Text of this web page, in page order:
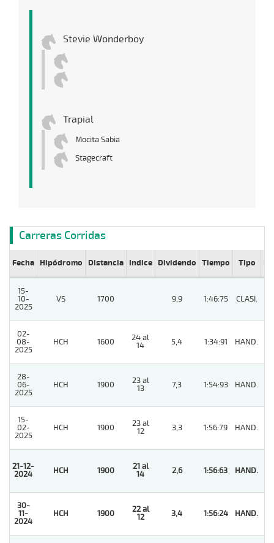
Stevie Wonderboy
Trapial
Mocita Sabia
Stagecraft
Carreras Corridas
Fecha Hipódromo Distancia Indice Dividendo Tiempo Tipo Lº
15-
10-
2025
VS 1700 9,9 1:46:75 CLASI.
02-
08-
2025
HCH 1600
24 al
14
5,4 1:34:91 HAND.
28-
06-
2025
HCH 1900
23 al
13
7,3 1:54:93 HAND.
15-
02-
2025
HCH 1900
23 al
12
3,3 1:56:79 HAND.
21-12-
2024
HCH 1900
21 al
14
2,6 1:56:63 HAND.
30-
11-
2024
HCH 1900
22 al
12
3,4 1:56:24 HAND.